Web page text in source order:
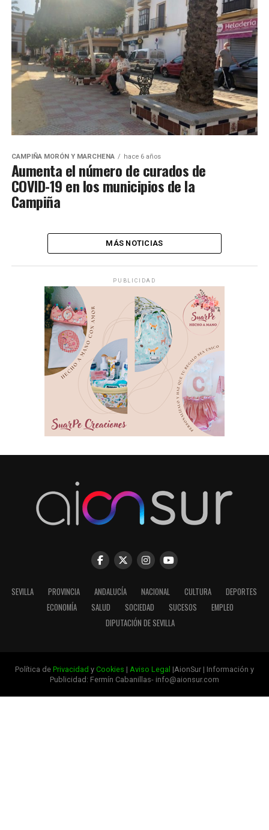
CAMPIÑA MORÓN Y MARCHENA hace 6 años
Aumenta el número de curados de
COVID-19 en los municipios de la
Campiña
MÁS NOTICIAS
PUBLICIDAD
SEVILLA PROVINCIA ANDALUCÍA NACIONAL CULTURA
DEPORTES
ECONOMÍA
SALUD SOCIEDAD SUCESOS
EMPLEO
DIPUTACIÓN DE SEVILLA
Política de Privacidad y Cookies | Aviso Legal |AionSur | Información y
Publicidad: Fermín Cabanillas- info@aionsur.com